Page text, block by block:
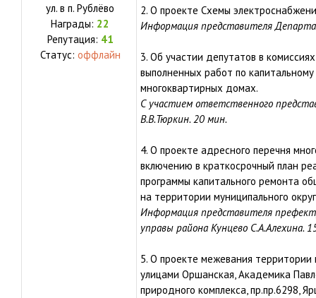
ул. в п. Рублёво
Награды: 22
Репутация: 41
Статус: оффлайн
2. О проекте Схемы
Информация представителя
3. Об участии депутатов в
выполненных работ по
многоквартирных домах.
С участием ответственного
В.В.Тюркин. 20 мин.
4. О проекте адресного перечня
включению в краткосрочный план
программы капитального ремонта
на территории муниципального
Информация представителя
управы района Кунцево С.А.Алехина.
5. О проекте межевания территории
улицами Оршанская, Академика
природного комплекса, пр.пр.6298,